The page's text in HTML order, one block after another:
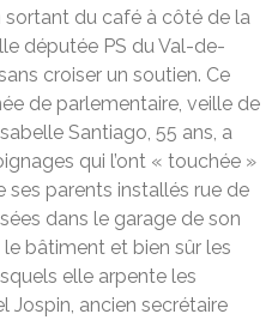
sortant du café à côté de la
députée PS du Val-de-
croiser un soutien. Ce
de parlementaire, veille de
Santiago, 55 ans, a
qui l’ont « touchée »
ses parents installés rue de
dans le garage de son
le bâtiment et bien sûr les
elle arpente les
Jospin, ancien secrétaire